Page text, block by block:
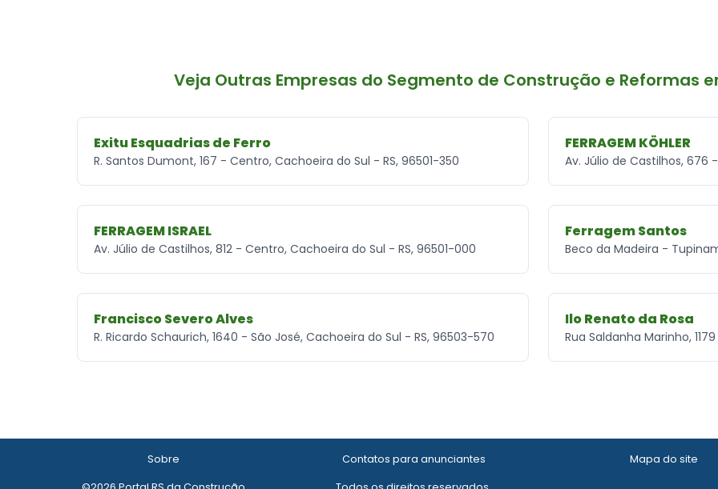
Veja Outras Empresas do Segmento de Construção e Reformas
Exitu Esquadrias de Ferro
R. Santos Dumont, 167 - Centro, Cachoeira do Sul - RS, 96501-350
FERRAGEM KÖHLER
Av. Júlio de Castilhos, 676
FERRAGEM ISRAEL
Av. Júlio de Castilhos, 812 - Centro, Cachoeira do Sul - RS, 96501-000
Ferragem Santos
Beco da Madeira -
Francisco Severo Alves
R. Ricardo Schaurich, 1640 - São José, Cachoeira do Sul - RS, 96503-570
Ilo Renato da Rosa
Rua Saldanha Marinho,
Sobre Contatos para anunciantes Mapa do site